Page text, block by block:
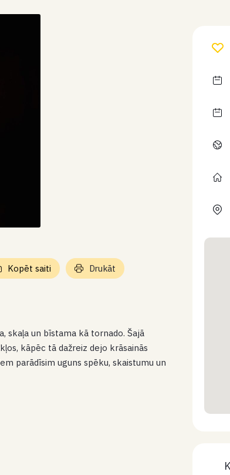
Kopēt saiti Drukāt
skaļa un bīstama kā tornado. Šajā
kāpēc tā dažreiz dejo krāsainās
parādīsim uguns spēku, skaistumu un